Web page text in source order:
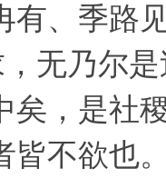
有、季路
，无乃尔
矣，是社
皆不欲也